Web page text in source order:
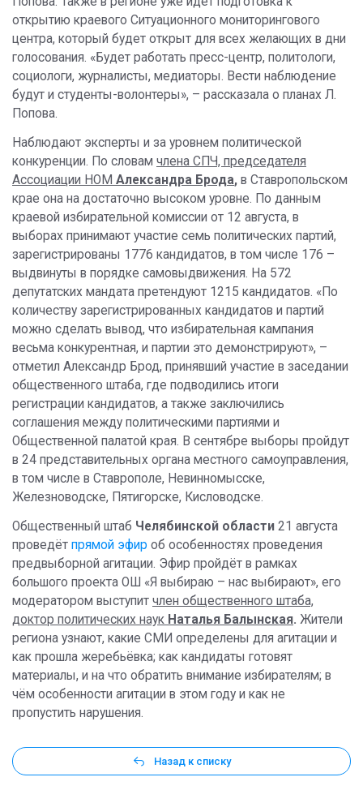
открытию краевого Ситуационного мониторингового
центра, который будет открыт для всех желающих в дни
голосования. «Будет работать пресс-центр, политологи,
социологи, журналисты, медиаторы. Вести наблюдение
будут и студенты-волонтеры», – рассказала о планах Л.
Попова.
Наблюдают эксперты и за уровнем политической
конкуренции. По словам члена СПЧ, председателя
Ассоциации НОМ Александра Брода, в Ставропольском
крае она на достаточно высоком уровне. По данным
краевой избирательной комиссии от 12 августа, в
выборах принимают участие семь политических партий,
зарегистрированы 1776 кандидатов, в том числе 176 –
выдвинуты в порядке самовыдвижения. На 572
депутатских мандата претендуют 1215 кандидатов. «По
количеству зарегистрированных кандидатов и партий
можно сделать вывод, что избирательная кампания
весьма конкурентная, и партии это демонстрируют», –
отметил Александр Брод, принявший участие в заседании
общественного штаба, где подводились итоги
регистрации кандидатов, а также заключились
соглашения между политическими партиями и
Общественной палатой края. В сентябре выборы пройдут
в 24 представительных органа местного самоуправления,
в том числе в Ставрополе, Невинномысске,
Железноводске, Пятигорске, Кисловодске.
Общественный штаб Челябинской области 21 августа
проведёт прямой эфир об особенностях проведения
предвыборной агитации. Эфир пройдёт в рамках
большого проекта ОШ «Я выбираю – нас выбирают», его
модератором выступит член общественного штаба,
доктор политических наук Наталья Балынская. Жители
региона узнают, какие СМИ определены для агитации и
как прошла жеребьёвка; как кандидаты готовят
материалы, и на что обратить внимание избирателям; в
чём особенности агитации в этом году и как не
пропустить нарушения.
Назад к списку